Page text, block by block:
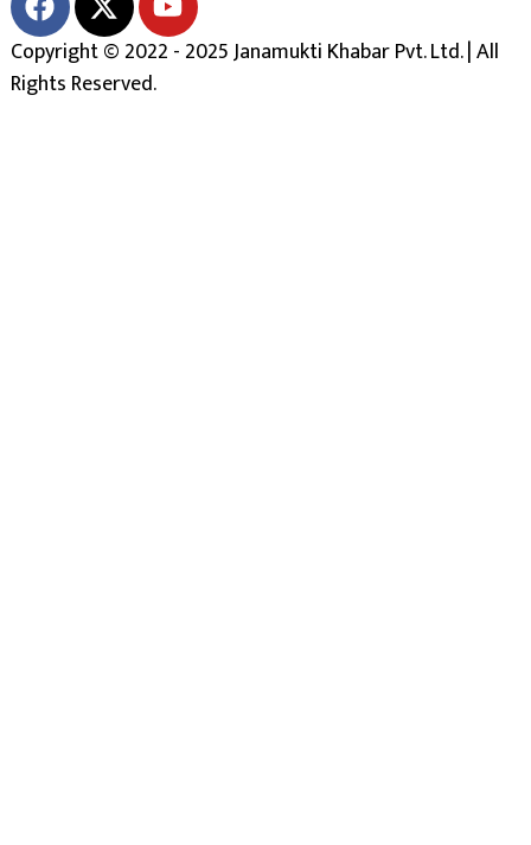
Copyright © 2022 - 2025 Janamukti Khabar Pvt. Ltd. | All
Rights Reserved.